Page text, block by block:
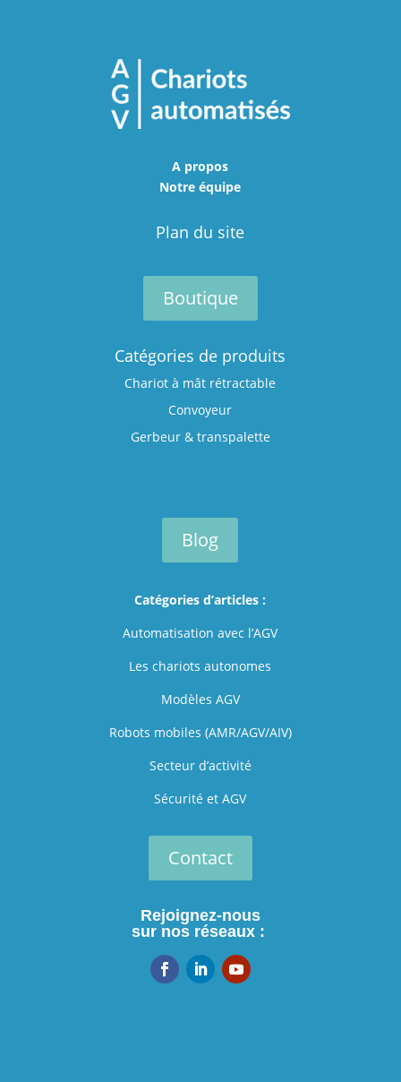
A propos
Notre équipe
Plan du site
Boutique
Catégories de produits
Chariot à mât rétractable
Convoyeur
Gerbeur & transpalette
Blog
Catégories d’articles :
Automatisation avec l’AGV
Les chariots autonomes
Modèles AGV
Robots mobiles (AMR/AGV/AIV)
Secteur d’activité
Sécurité et AGV
Contact
Rejoignez-nous
sur nos réseaux :